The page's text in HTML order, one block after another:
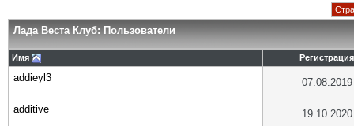
Лада Веста Клуб: Пользователи
Имя Регистрация
addieyl3 07.08.2019
additive 19.10.2020